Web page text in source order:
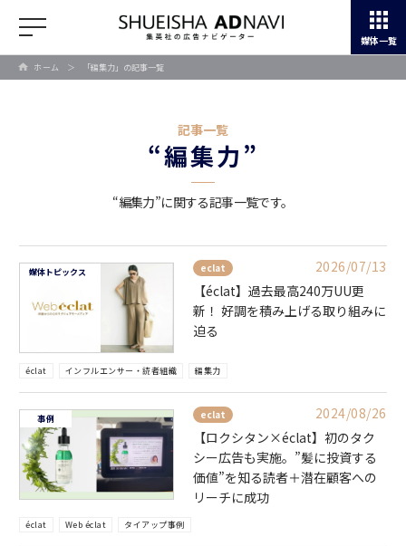
媒体一覧
ホーム ＞ 「編集力」の記事一覧
記事一覧
“編集力”
“編集力”に関する記事一覧です。
媒体トピックス eclat
2026/07/13
【éclat】過去最高240万UU更
新！ 好調を積み上げる取り組みに
迫る
éclat インフルエンサー・読者組織 編集力
事例 eclat
2024/08/26
【ロクシタン×éclat】初のタク
シー広告も実施。”髪に投資する
価値”を知る読者＋潜在顧客への
リーチに成功
éclat Web éclat タイアップ事例